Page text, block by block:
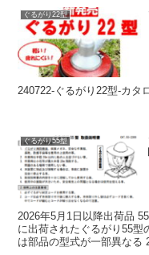
ぐるがり22型
240722-ぐるがり22型-カタ
ぐるがり55型
2026年5月1日以降出荷品
に出荷されたぐるがり55型
は部品の型式が一部異なる